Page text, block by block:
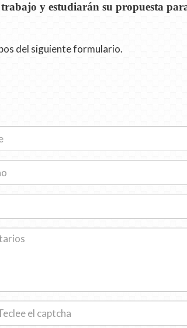
y estudiarán su propuesta
del siguiente formulario.